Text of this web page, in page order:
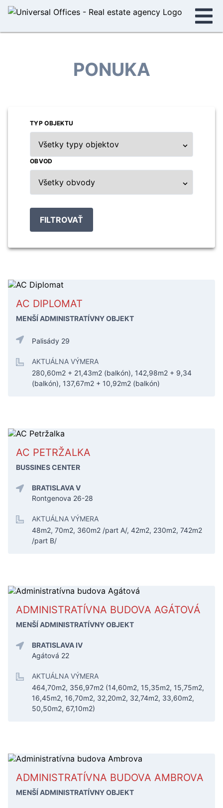
PONUKA
TYP OBJEKTU
OBVOD
FILTROVAŤ
AC DIPLOMAT
MENŠÍ ADMINISTRATÍVNY OBJEKT
Palisády 29
AKTUÁLNA VÝMERA
280,60m2 + 21,43m2 (balkón), 142,98m2 + 9,34
(balkón), 137,67m2 + 10,92m2 (balkón)
AC PETRŽALKA
BUSSINES CENTER
BRATISLAVA V
Rontgenova 26-28
AKTUÁLNA VÝMERA
48m2, 70m2, 360m2 /part A/, 42m2, 230m2, 742m2
/part B/
ADMINISTRATÍVNA BUDOVA AGÁTOVÁ
MENŠÍ ADMINISTRATÍVNY OBJEKT
BRATISLAVA IV
Agátová 22
AKTUÁLNA VÝMERA
464,70m2, 356,97m2 (14,60m2, 15,35m2, 15,75m2,
16,45m2, 16,70m2, 32,20m2, 32,74m2, 33,60m2,
50,50m2, 67,10m2)
ADMINISTRATÍVNA BUDOVA AMBROVA
MENŠÍ ADMINISTRATÍVNY OBJEKT